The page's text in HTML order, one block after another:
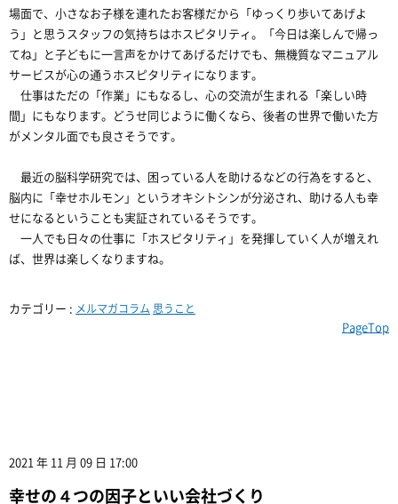
場面で、小さなお子様を連れたお客様だから「ゆっくり歩いてあげよ
う」と思うスタッフの気持ちはホスピタリティ。「今日は楽しんで帰っ
てね」と子どもに一言声をかけてあげるだけでも、無機質なマニュアル
サービスが心の通うホスピタリティになります。
仕事はただの「作業」にもなるし、心の交流が生まれる「楽しい時
間」にもなります。どうせ同じように働くなら、後者の世界で働いた方
がメンタル面でも良さそうです。
最近の脳科学研究では、困っている人を助けるなどの行為をすると、
脳内に「幸せホルモン」というオキシトシンが分泌され、助ける人も幸
せになるということも実証されているそうです。
一人でも日々の仕事に「ホスピタリティ」を発揮していく人が増えれ
ば、世界は楽しくなりますね。
カテゴリー : メルマガコラム 思うこと
PageTop
2021 年 11 月 09 日 17:00
幸せの４つの因子といい会社づくり